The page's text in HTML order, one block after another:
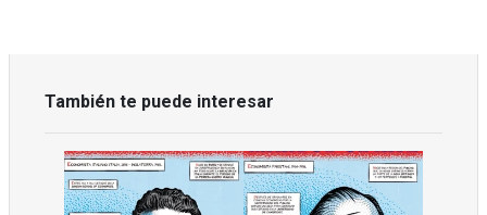
También te puede interesar